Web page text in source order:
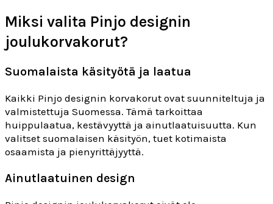
Miksi valita Pinjo designin
joulukorvakorut?
Suomalaista käsityötä ja laatua
Kaikki Pinjo designin korvakorut ovat suunniteltuja ja
valmistettuja Suomessa. Tämä tarkoittaa
huippulaatua, kestävyyttä ja ainutlaatuisuutta. Kun
valitset suomalaisen käsityön, tuet kotimaista
osaamista ja pienyrittäjyyttä.
Ainutlaatuinen design